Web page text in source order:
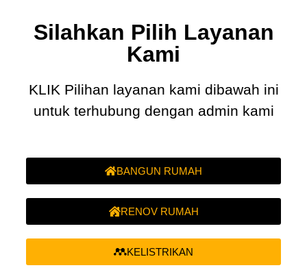
Silahkan Pilih Layanan
Kami
KLIK Pilihan layanan kami dibawah ini
untuk terhubung dengan admin kami
BANGUN RUMAH
RENOV RUMAH
KELISTRIKAN